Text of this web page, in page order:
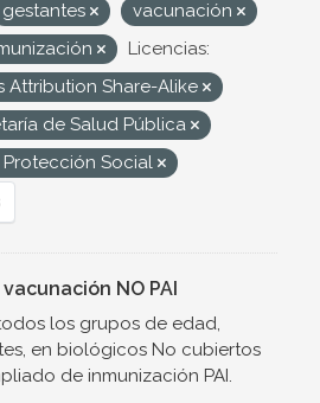
gestantes
vacunación
Licencias:
Attribution Share-Alike
de Salud Pública
Protección Social
NO PAI
los grupos de edad,
en biológicos No cubiertos
de inmunización PAI.